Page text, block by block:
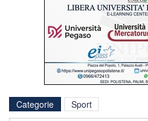
Categorie Sport